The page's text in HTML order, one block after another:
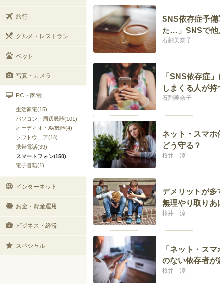
旅行
グルメ・レストラン
ペット
写真・カメラ
PC・家電
生活家電(15)
パソコン・周辺機器(101)
オーディオ・AV機器(4)
ソフトウェア(18)
携帯電話(39)
スマートフォン(150)
電子書籍(1)
インターネット
お金・資産運用
ビジネス・経済
スペシャル
SNS依存症予備
た…」SNSで他
石割美奈子
「SNS依存症
しまくる人が持
石割美奈子
ネット・スマホ
どう守る？
桜井 涼
デメリットが多
無理やり取り
桜井 涼
「ネット・ス
のない依存者
桜井 涼